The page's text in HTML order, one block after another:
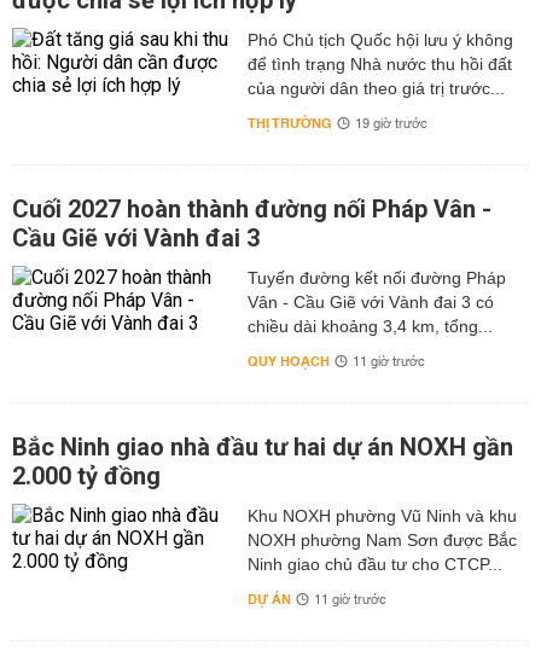
Phó Chủ tịch Quốc hội lưu ý không
để tình trạng Nhà nước thu hồi đất
của người dân theo giá trị trước...
THỊ TRƯỜNG 19 giờ trước
Cuối 2027 hoàn thành đường nối Pháp Vân -
Cầu Giẽ với Vành đai 3
Tuyến đường kết nối đường Pháp
Vân - Cầu Giẽ với Vành đai 3 có
chiều dài khoảng 3,4 km, tổng...
QUY HOẠCH 11 giờ trước
Bắc Ninh giao nhà đầu tư hai dự án NOXH gần
2.000 tỷ đồng
Khu NOXH phường Vũ Ninh và khu
NOXH phường Nam Sơn được Bắc
Ninh giao chủ đầu tư cho CTCP...
DỰ ÁN 11 giờ trước